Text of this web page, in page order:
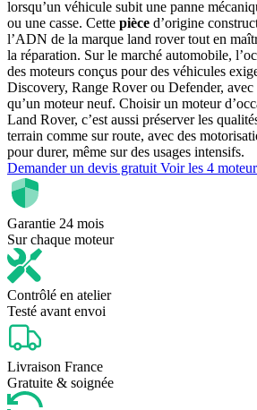
lorsqu’un véhicule subit une panne
ou une casse. Cette pièce d’origine
l’ADN de la marque land rover tout en
la réparation. Sur le marché automobile,
des moteurs conçus pour des véhicules
Discovery, Range Rover ou Defender, avec
qu’un moteur neuf. Choisir un moteur
Land Rover, c’est aussi préserver les
terrain comme sur route, avec des
pour durer, même sur des usages intensifs.
Demander un devis gratuit Voir les 4
Garantie 24 mois
Sur chaque moteur
Contrôlé en atelier
Testé avant envoi
Livraison France
Gratuite & soignée